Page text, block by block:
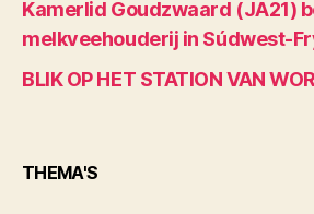
Kamerlid Goudzwaard (JA21)
melkveehouderij in Súdwest-
BLIK OP HET STATION VAN
THEMA'S